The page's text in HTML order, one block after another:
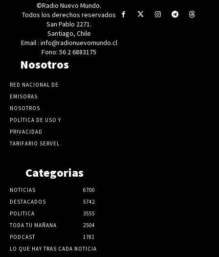
©Radio Nuevo Mundo.
Todos los derechos reservados
San Pablo 2271.
Santiago, Chile
Email : info@radionuevomundo.cl
Fono: 56 2 6883175
Nosotros
RED NACIONAL DE
EMISORAS
NOSOTROS
POLÍTICA DE USO Y
PRIVACIDAD
TARIFARIO SERVEL
Categorias
NOTICIAS
6700
DESTACADOS
5742
POLITICA
3555
TODA TU MAÑANA
2504
PODCAST
1781
LO QUE HAY TRAS CADA NOTICIA